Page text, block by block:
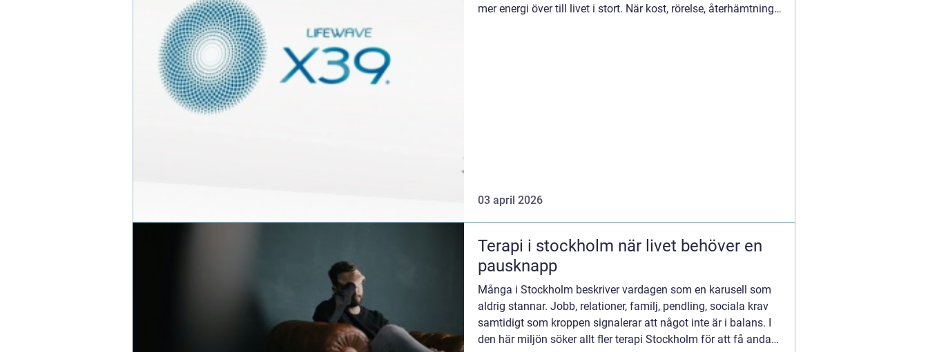
mer energi över till livet i stort. När kost, rörelse, återhämtning
03 april 2026
Terapi i stockholm när livet behöver en
pausknapp
Många i Stockholm beskriver vardagen som en karusell som
aldrig stannar. Jobb, relationer, familj, pendling, sociala krav
samtidigt som kroppen signalerar att något inte är i balans. I
den här miljön söker allt fler terapi Stockholm för att få andas